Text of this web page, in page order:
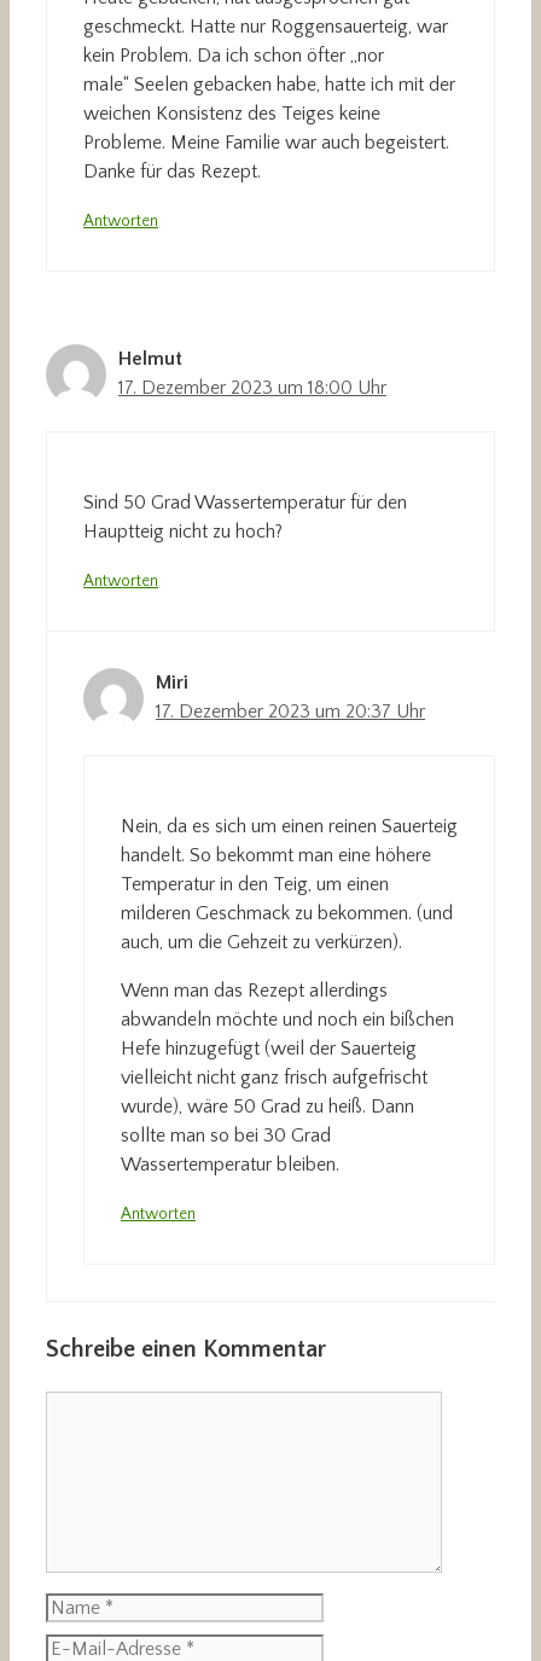
geschmeckt. Hatte nur Roggensauerteig, war
kein Problem. Da ich schon öfter „nor
male“ Seelen gebacken habe, hatte ich mit der
weichen Konsistenz des Teiges keine
Probleme. Meine Familie war auch begeistert.
Danke für das Rezept.
Antworten
Helmut
17. Dezember 2023 um 18:00 Uhr
Sind 50 Grad Wassertemperatur für den
Hauptteig nicht zu hoch?
Antworten
Miri
17. Dezember 2023 um 20:37 Uhr
Nein, da es sich um einen reinen Sauerteig
handelt. So bekommt man eine höhere
Temperatur in den Teig, um einen
milderen Geschmack zu bekommen. (und
auch, um die Gehzeit zu verkürzen).
Wenn man das Rezept allerdings
abwandeln möchte und noch ein bißchen
Hefe hinzugefügt (weil der Sauerteig
vielleicht nicht ganz frisch aufgefrischt
wurde), wäre 50 Grad zu heiß. Dann
sollte man so bei 30 Grad
Wassertemperatur bleiben.
Antworten
Schreibe einen Kommentar
Name
E-